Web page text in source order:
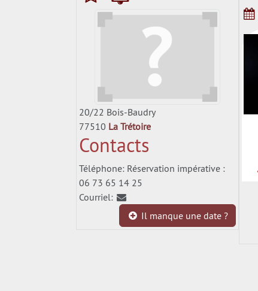
20/22 Bois-Baudry
77510 La Trétoire
Contacts
Téléphone: Réservation impérative :
06 73 65 14 25
Courriel:
Il manque une date ?